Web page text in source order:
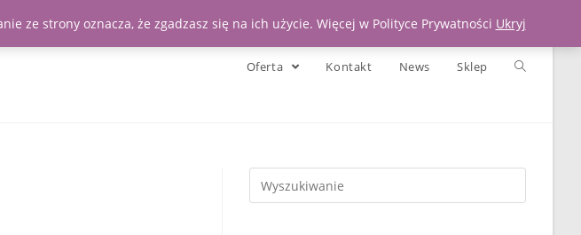
Moje konto Koszyk Zadzwoń 539 391 290
Oferta Kontakt News Sklep
ze strony oznacza, że zgadzasz się na ich użycie. Więcej w Polityce Prywatności Ukryj